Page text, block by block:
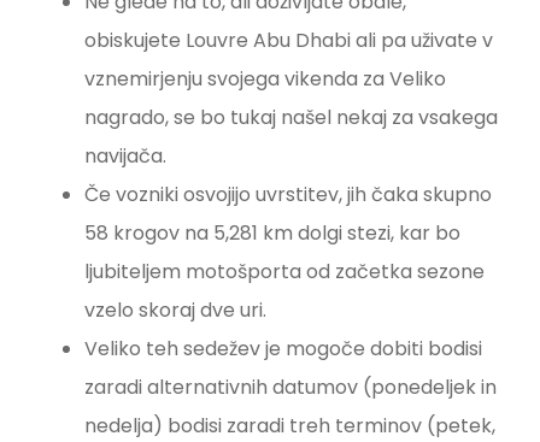
obiskujete Louvre Abu Dhabi ali pa uživate v
vznemirjenju svojega vikenda za Veliko
nagrado, se bo tukaj našel nekaj za vsakega
navijača.
Če vozniki osvojijo uvrstitev, jih čaka skupno
58 krogov na 5,281 km dolgi stezi, kar bo
ljubiteljem motošporta od začetka sezone
vzelo skoraj dve uri.
Veliko teh sedežev je mogoče dobiti bodisi
zaradi alternativnih datumov (ponedeljek in
nedelja) bodisi zaradi treh terminov (petek,